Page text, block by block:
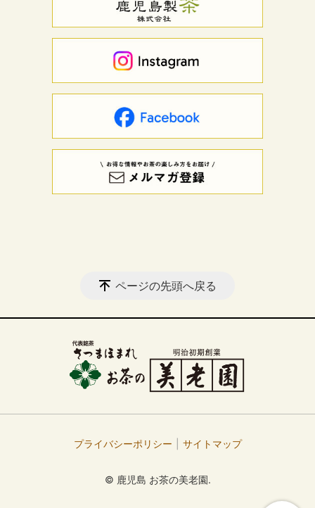
ページの先頭へ戻る
プライバシーポリシー サイトマップ
© 鹿児島 お茶の美老園.